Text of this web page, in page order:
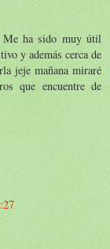
Me ha sido muy útil
y además cerca de
jeje mañana miraré
que encuentre de